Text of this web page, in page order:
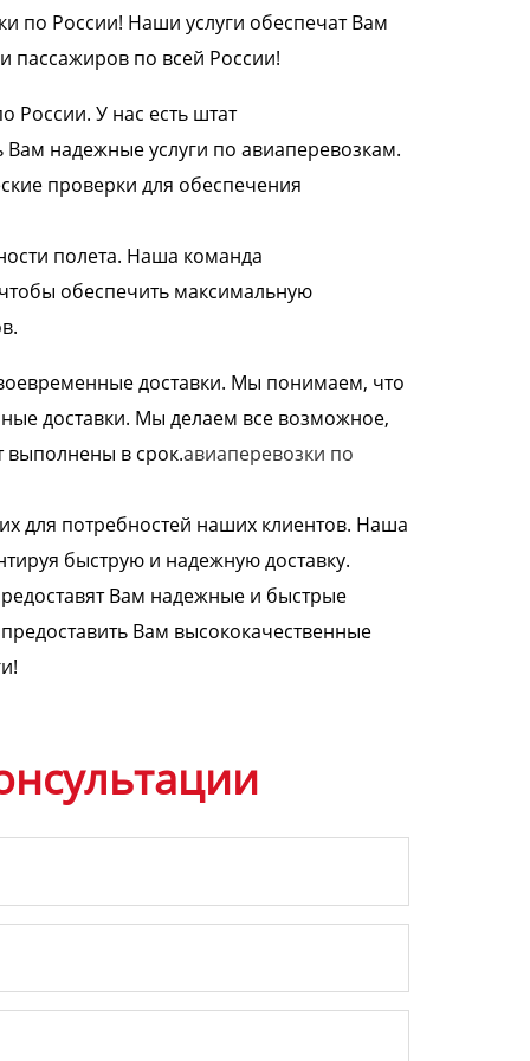
по России! Наши услуги обеспечат Вам
пассажиров по всей России!
У нас есть штат
надежные услуги по авиаперевозкам.
проверки для обеспечения
полета. Наша команда
обеспечить максимальную
доставки. Мы понимаем, что
доставки. Мы делаем все возможное,
выполнены в срок.авиаперевозки по
для потребностей наших клиентов. Наша
быструю и надежную доставку.
Вам надежные и быстрые
Вам высококачественные